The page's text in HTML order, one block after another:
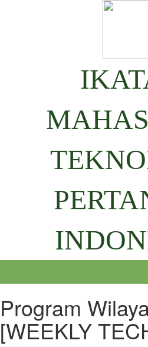
Program
[WEEKLY